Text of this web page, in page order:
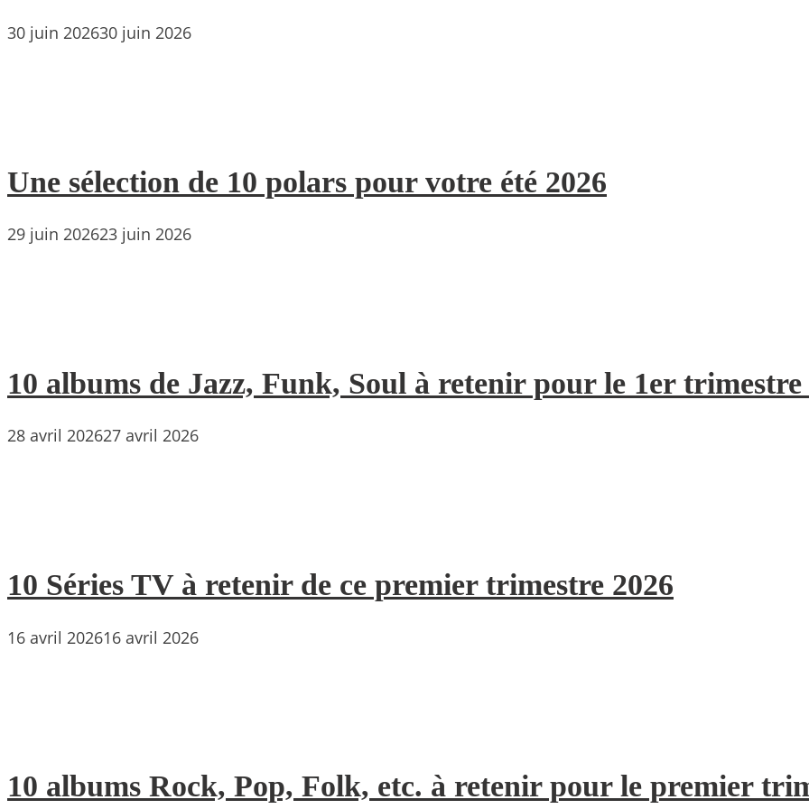
30 juin 202630 juin 2026
Une sélection de 10 polars pour votre été 2026
29 juin 202623 juin 2026
10 albums de Jazz, Funk, Soul à retenir pour le 1er trimestre
28 avril 202627 avril 2026
10 Séries TV à retenir de ce premier trimestre 2026
16 avril 202616 avril 2026
10 albums Rock, Pop, Folk, etc. à retenir pour le premier